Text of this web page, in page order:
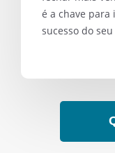
é a chave
sucesso do